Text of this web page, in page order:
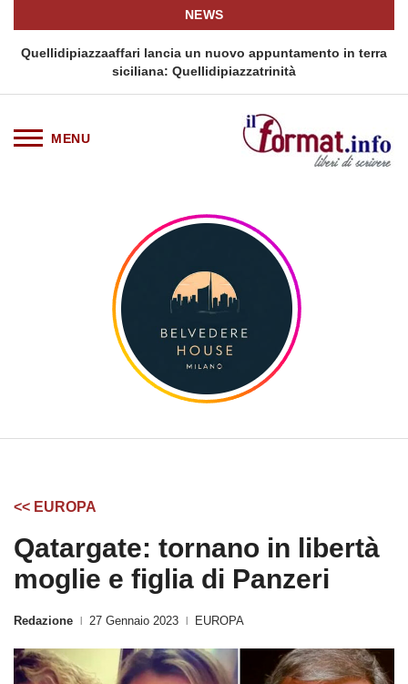
NEWS
Quellidipiazzaaffari lancia un nuovo appuntamento in terra
siciliana: Quellidipiazzatrinità
<< EUROPA
Qatargate: tornano in libertà
moglie e figlia di Panzeri
Redazione 27 Gennaio 2023 EUROPA